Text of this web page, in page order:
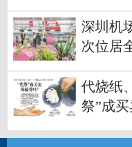
深圳机
次位居
代烧纸
祭”成